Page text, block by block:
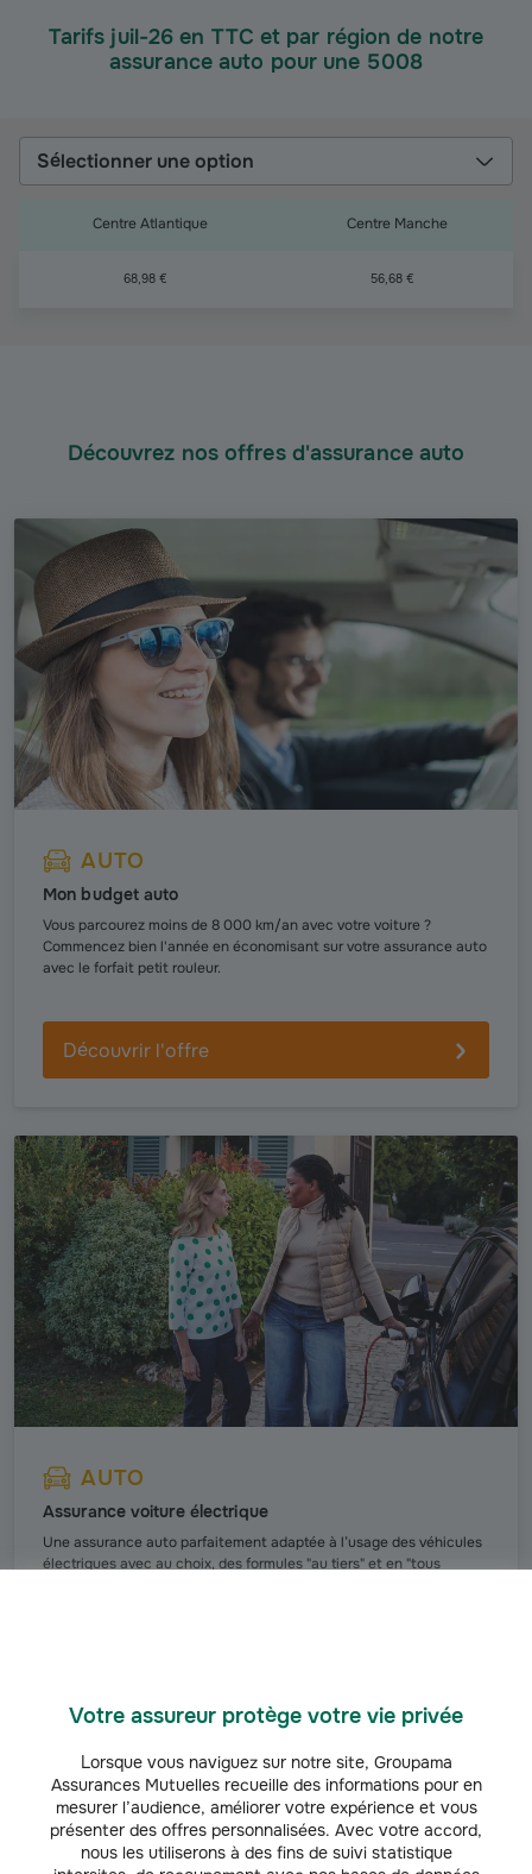
Votre assureur protège votre vie privée
Lorsque vous naviguez sur notre site, Groupama
Assurances Mutuelles recueille des informations pour en
mesurer l’audience, améliorer votre expérience et vous
présenter des offres personnalisées. Avec votre accord,
nous les utiliserons à des fins de suivi statistique
Tarifs juil-26 en TTC et par région de notre
assurance auto pour une 5008
Sélectionner une option
Centre Atlantique Centre Manche
68,98 € 56,68 €
Découvrez nos offres d'assurance auto
AUTO
Mon budget auto
Vous parcourez moins de 8 000 km/an avec votre voiture ?
Commencez bien l'année en économisant sur votre assurance auto
avec le forfait petit rouleur.
Découvrir l'offre
AUTO
Assurance voiture électrique
Une assurance auto parfaitement adaptée à l’usage des véhicules
électriques avec au choix, des formules "au tiers" et en "tous
Découvrez nos infos et conseils auto
AUTO